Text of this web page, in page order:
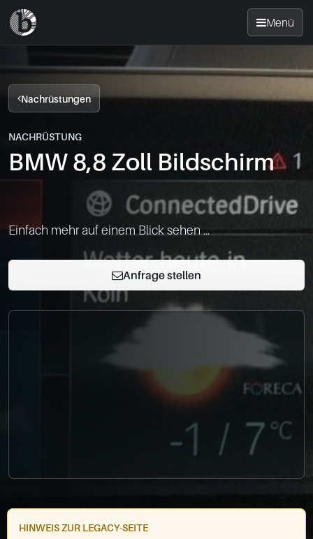
Menü
Startseite
Nachrüsten
News
Standorte
0049-861-900290
Nachrüstungen
NACHRÜSTUNG
BMW 8,8 Zoll Bildschirm
Einfach mehr auf einem Blick sehen ...
Anfrage stellen
HINWEIS ZUR LEGACY-SEITE